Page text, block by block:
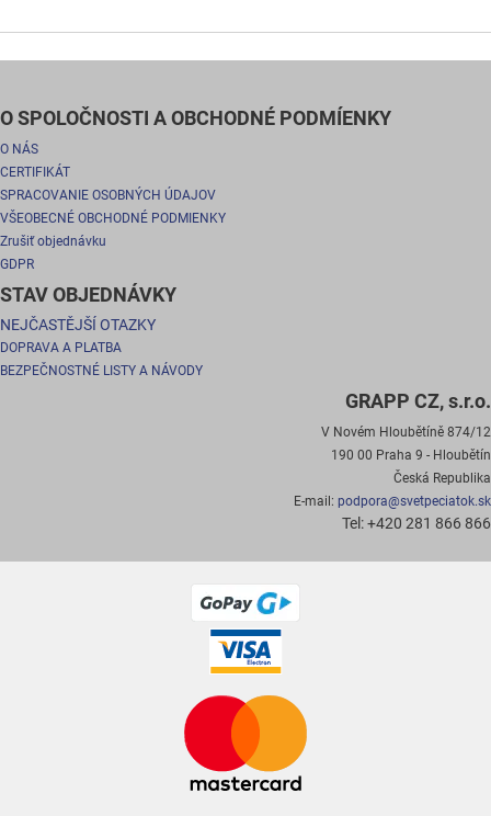
O SPOLOČNOSTI A OBCHODNÉ PODMÍENKY
O NÁS
CERTIFIKÁT
SPRACOVANIE OSOBNÝCH ÚDAJOV
VŠEOBECNÉ OBCHODNÉ PODMIENKY
Zrušiť objednávku
GDPR
STAV OBJEDNÁVKY
NEJČASTĚJŠÍ OTAZKY
DOPRAVA A PLATBA
BEZPEČNOSTNÉ LISTY A NÁVODY
GRAPP CZ, s.r.o.
V Novém Hloubětíně 874/12
190 00 Praha 9 - Hloubětín
Česká Republika
E-mail: podpora@svetpeciatok.sk
Tel: +420 281 866 866